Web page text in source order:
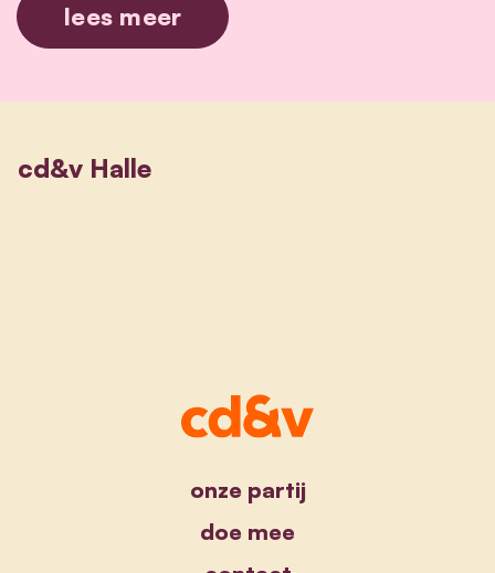
lees meer
cd&v Halle
onze partij
doe mee